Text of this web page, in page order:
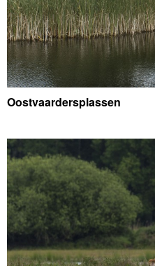
Oostvaardersplassen